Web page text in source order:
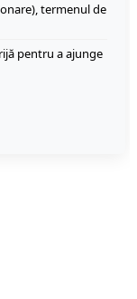
termenul de
pentru a ajunge